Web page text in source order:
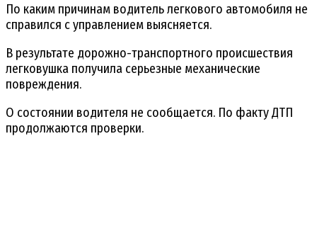
По каким причинам водитель легкового автомобиля не
справился с управлением выясняется.
В результате дорожно-транспортного происшествия
легковушка получила серьезные механические
повреждения.
О состоянии водителя не сообщается. По факту ДТП
продолжаются проверки.